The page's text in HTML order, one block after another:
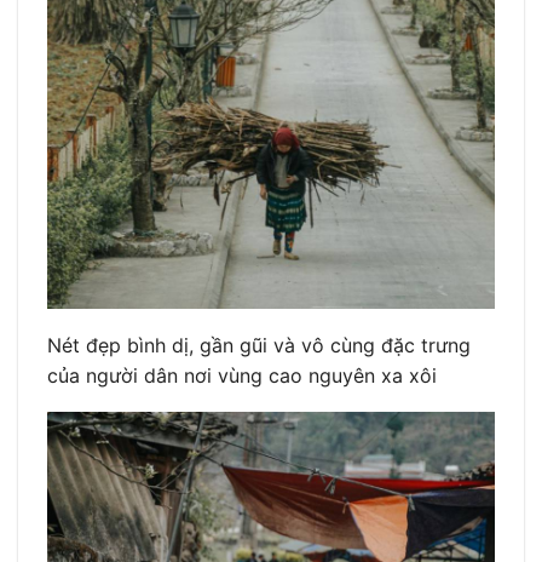
Nét đẹp bình dị, gần gũi và vô cùng đặc trưng
của người dân nơi vùng cao nguyên xa xôi